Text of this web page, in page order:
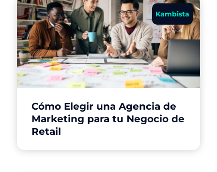
Kambista
Cómo Elegir una Agencia de
Marketing para tu Negocio de
Retail